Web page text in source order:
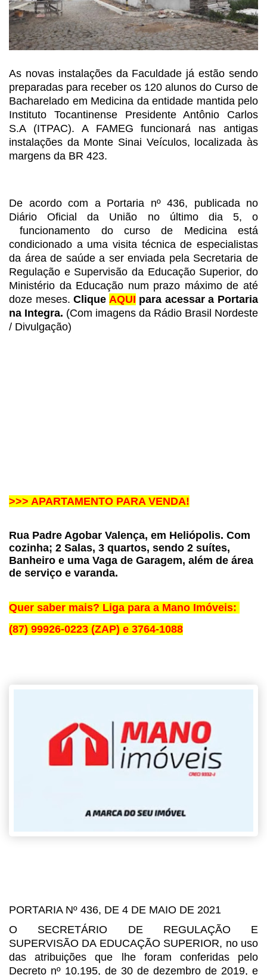
As novas instalações da Faculdade já estão sendo
preparadas para receber os 120 alunos do Curso de
Bacharelado em Medicina da entidade mantida pelo
Instituto Tocantinense Presidente Antônio Carlos
S.A (ITPAC). A FAMEG funcionará nas antigas
instalações da Monte Sinai Veículos, localizada às
margens da BR 423.
De acordo com a Portaria nº 436, publicada no
Diário Oficial da União no último dia 5, o
funcionamento do curso de Medicina está
condicionado a uma visita técnica de especialistas
da área de saúde a ser enviada pela Secretaria de
Regulação e Supervisão da Educação Superior, do
Ministério da Educação num prazo máximo de até
doze meses.Clique AQUI para acessar a Portaria
na Integra. (Com imagens da Rádio Brasil Nordeste
/ Divulgação)
>>> APARTAMENTO PARA VENDA!
Rua Padre Agobar Valença, em Heliópolis. Com
cozinha; 2 Salas, 3 quartos, sendo 2 suítes,
Banheiro e uma Vaga de Garagem, além de área
de serviço e varanda.
Quer saber mais? Liga para a Mano Imóveis:
(87) 99926-0223 (ZAP) e 3764-1088
PORTARIA Nº 436, DE 4 DE MAIO DE 2021
O SECRETÁRIO DE REGULAÇÃO E
SUPERVISÃO DA EDUCAÇÃO SUPERIOR, no uso
das atribuições que lhe foram conferidas pelo
Decreto nº 10.195, de 30 de dezembro de 2019, e